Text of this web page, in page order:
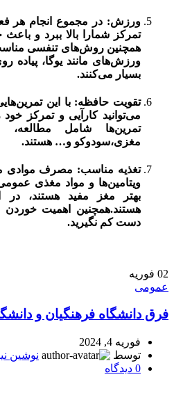
ورزش: در مجموع انجام هر
تمرکز شمارا بالا ببرد و
همچنین روش‌های تنفسی
ورزش‌های مانند یوگا، پیاده
بسیار می‌کنند.
تقویت حافظه: با این
می‌توانید کارآیی و تمرکز
تمرین‌ها شامل
مغزی،سودوکو و… هستند.
ویتامین‌ها و مواد مغذی
بهتر مغز مفید هستند، در
هستند.همچنین اهمیت خوردن
دست کم نگیرید.
02 فوریه
عمومی
فرق دانشگاه فرهنگیان و
فوریه 4, 2024
توسط
نوشين
0 دیدگاه